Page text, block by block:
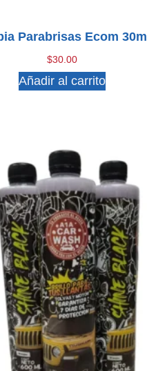
Parabrisas Ecom 30ml
$30.00
Añadir al carrito